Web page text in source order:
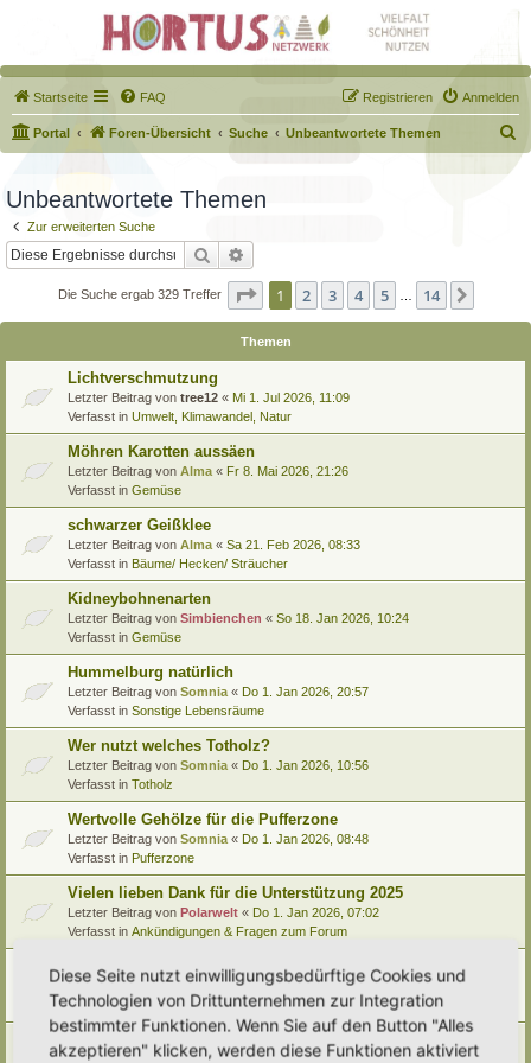
Startseite FAQ Anmelden
Registrieren
Portal Foren-Übersicht Suche Unbeantwortete Themen
u
Unbeantwortete Themen
Zur erweiterten Suche
Suche
Die Suche ergab 329 Treffer Seite 1von 14
1 2 3 4 5 14
Themen
Lichtverschmutzung
Letzter Beitrag von tree12 « Mi 1. Jul 2026, 11:09
Verfasst in Umwelt, Klimawandel, Natur
Möhren Karotten aussäen
Letzter Beitrag von Alma « Fr 8. Mai 2026, 21:26
Verfasst in Gemüse
schwarzer Geißklee
Letzter Beitrag von Alma « Sa 21. Feb 2026, 08:33
Verfasst in Bäume/ Hecken/ Sträucher
Kidneybohnenarten
Letzter Beitrag von Simbienchen « So 18. Jan 2026, 10:24
Verfasst in Gemüse
Hummelburg natürlich
Letzter Beitrag von Somnia « Do 1. Jan 2026, 20:57
Verfasst in Sonstige Lebensräume
Wer nutzt welches Totholz?
Letzter Beitrag von Somnia « Do 1. Jan 2026, 10:56
Verfasst in Totholz
Wertvolle Gehölze für die Pufferzone
Letzter Beitrag von Somnia « Do 1. Jan 2026, 08:48
Verfasst in Pufferzone
Vielen lieben Dank für die Unterstützung 2025
Letzter Beitrag von Polarwelt « Do 1. Jan 2026, 07:02
Verfasst in Ankündigungen & Fragen zum Forum
Pflanzenportrait (9): Quitte
Letzter Beitrag von Ann1981«Mi 24. Dez 2025, 12:15
Verfasst inPflanzenportraits/ Identifikation
Video Empfehlung (nicht nur) für Kinder
Letzter Beitrag vonMiri « Di 23. Dez 2025, 21:56
Diese Seite nutzt einwilligungsbedürftige Cookies und
Technologien von Drittunternehmen zur Integration
bestimmter Funktionen. Wenn Sie auf den Button "Alles
akzeptieren" klicken, werden diese Funktionen aktiviert